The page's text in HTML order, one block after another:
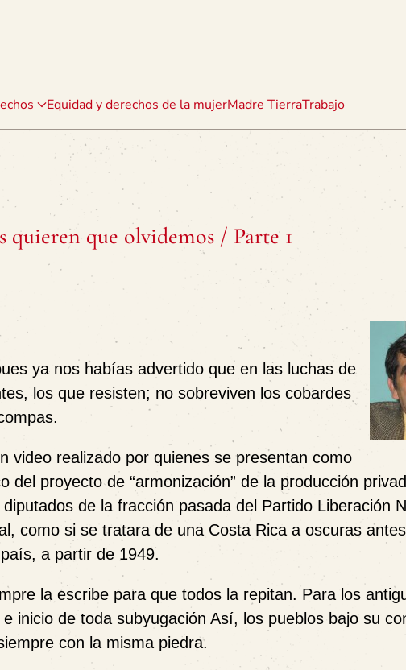
Equidad y derechos de la mujerMadre TierraTrabajo
que olvidemos / Parte 1
ya nos habías advertido que en las luchas de
los que resisten; no sobreviven los cobardes
video realizado por quienes se presentan como
del proyecto de “armonización” de la producción
de la fracción pasada del Partido Liberación
como si se tratara de una Costa Rica a oscuras
a partir de 1949.
la escribe para que todos la repitan. Para los
inicio de toda subyugación Así, los pueblos bajo su
con la misma piedra.